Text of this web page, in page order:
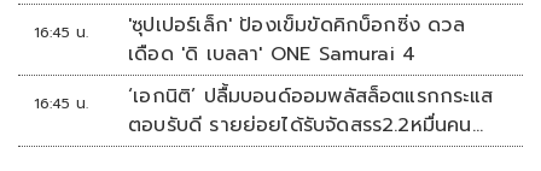
16:45 น.
'ซุปเปอร์เล็ก' ป้องเข็มขัดคิกบ็อกซิ่ง ดวล
เดือด 'ดิ เบลลา' ONE Samurai 4
16:45 น.
‘เอกนิติ’ ปลื้มบอนด์ออมพลัสล็อตแรกกระแส
ตอบรับดี รายย่อยได้รับจัดสรร2.2หมื่นคน
เปิดจองรอบใหม่ก.ย.นี้